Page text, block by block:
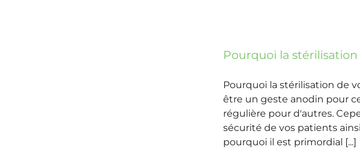
Pourquoi la
Pourquoi la stérilisation de
être un geste anodin pour
régulière pour d'autres.
sécurité de vos patients
pourquoi il est primordial [...]